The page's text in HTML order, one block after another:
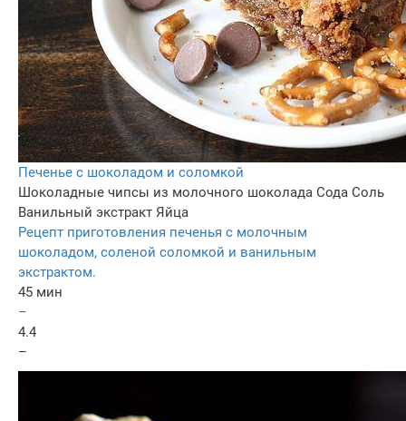
Печенье с шоколадом и соломкой
Шоколадные чипсы из молочного шоколада Сода Соль
Ванильный экстракт Яйца
Рецепт приготовления печенья с молочным
шоколадом, соленой соломкой и ванильным
экстрактом.
45 мин
–
4.4
–